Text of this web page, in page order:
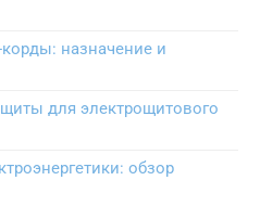
назначение и
для электрощитового
обзор